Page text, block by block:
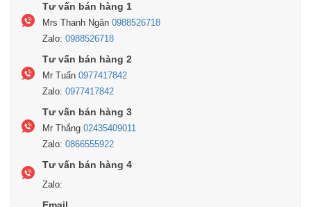
Tư vấn bán hàng 1
Mrs Thanh Ngân 0988526718
Zalo: 0988526718
Tư vấn bán hàng 2
Mr Tuấn 0977417842
Zalo: 0977417842
Tư vấn bán hàng 3
Mr Thắng 02435409011
Zalo: 0866555922
Tư vấn bán hàng 4
Zalo: